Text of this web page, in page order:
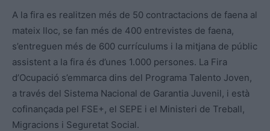
A la fira es realitzen més de 50 contractacions de faena al
mateix lloc, se fan més de 400 entrevistes de faena,
s’entreguen més de 600 currículums i la mitjana de públic
assistent a la fira és d’unes 1.000 persones. La Fira
d’Ocupació s’emmarca dins del Programa Talento Joven,
a través del Sistema Nacional de Garantia Juvenil, i està
cofinançada pel FSE+, el SEPE i el Ministeri de Treball,
Migracions i Seguretat Social.